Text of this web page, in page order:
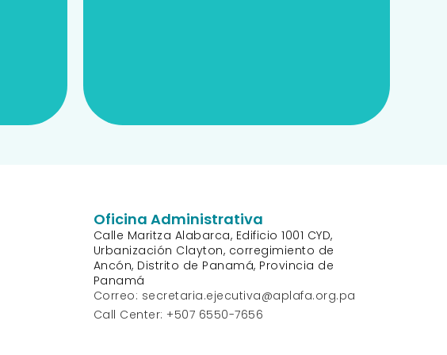
Oficina Administrativa
Calle Maritza Alabarca, Edificio 1001 CYD,
Urbanización Clayton, corregimiento de
Ancón, Distrito de Panamá, Provincia de
Panamá
Correo: secretaria.ejecutiva@aplafa.org.pa
Call Center: +507 6550-7656